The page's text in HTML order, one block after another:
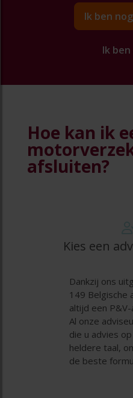
Ik ben
Ik
Hoe kan ik
afsluiten?
Kies een
Dankzij ons
149 Belgische
altijd een
Al onze
die u advies
heldere taal,
de beste